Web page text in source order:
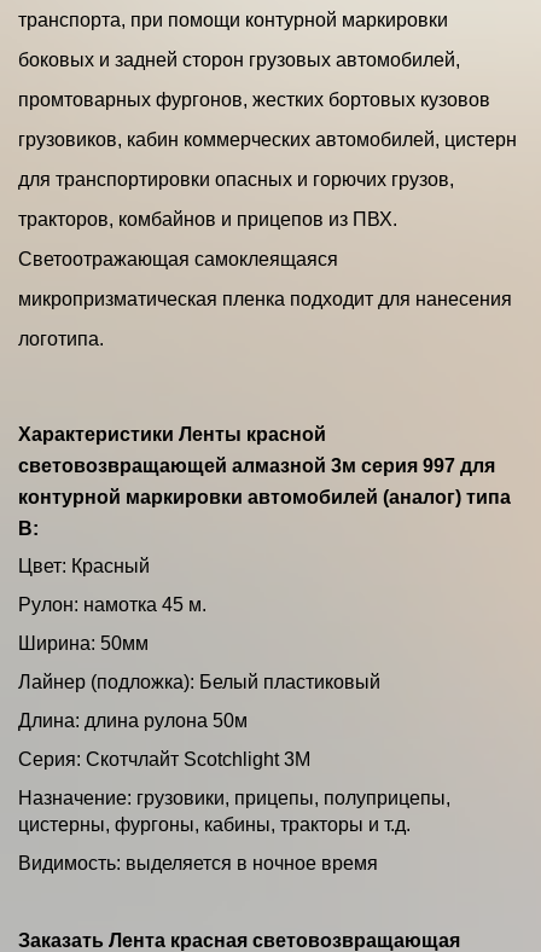
транспорта, при помощи контурной маркировки
боковых и задней сторон грузовых автомобилей,
промтоварных фургонов, жестких бортовых кузовов
грузовиков, кабин коммерческих автомобилей, цистерн
для транспортировки опасных и горючих грузов,
тракторов, комбайнов и прицепов из ПВХ.
Светоотражающая самоклеящаяся
микропризматическая пленка подходит для нанесения
логотипа.
Характеристики Ленты красной
световозвращающей алмазной 3м серия 997 для
контурной маркировки автомобилей (аналог) типа
В:
Цвет: Красный
Рулон: намотка 45 м.
Ширина: 50мм
Лайнер (подложка): Белый пластиковый
Длина: длина рулона 50м
Серия: Скотчлайт Scotchlight 3M
Назначение: грузовики, прицепы, полуприцепы,
цистерны, фургоны, кабины, тракторы и т.д.
Видимость: выделяется в ночное время
Заказать Лента красная световозвращающая